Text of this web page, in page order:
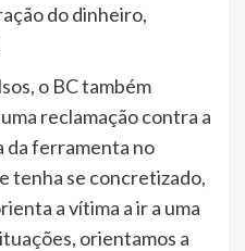
do dinheiro,
o BC também
reclamação contra a
da ferramenta no
tenha se concretizado,
a vítima a ir a uma
orientamos a